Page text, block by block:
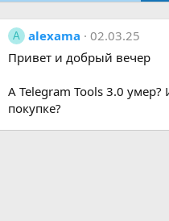
A alexama
02.03.25
Привет и добрый вечер
А Telegram Tools 3.0
покупке?